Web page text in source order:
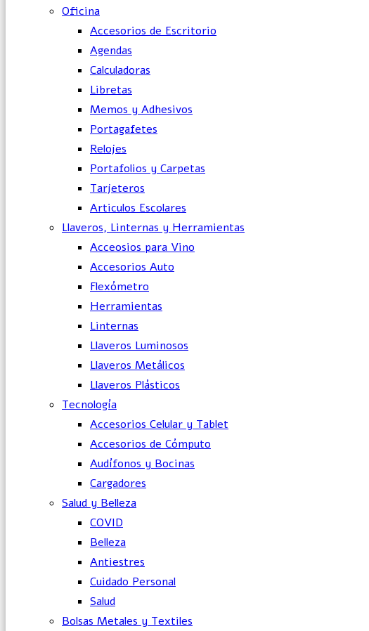
Oficina
Accesorios de Escritorio
Agendas
Calculadoras
Libretas
Memos y Adhesivos
Portagafetes
Relojes
Portafolios y Carpetas
Tarjeteros
Articulos Escolares
Llaveros, Linternas y Herramientas
Acceosios para Vino
Accesorios Auto
Flexómetro
Herramientas
Linternas
Llaveros Luminosos
Llaveros Metálicos
Llaveros Plásticos
Tecnología
Accesorios Celular y Tablet
Accesorios de Cómputo
Audífonos y Bocinas
Cargadores
Salud y Belleza
COVID
Belleza
Antiestres
Cuidado Personal
Salud
Bolsas Metales y Textiles